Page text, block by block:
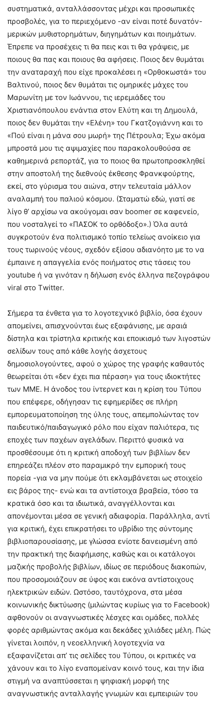
συστηματικά, ανταλλάσσοντας μέχρι και προσωπικές
προσβολές, για το περιεχόμενο -αν είναι ποτέ δυνατόν-
μερικών μυθιστορημάτων, διηγημάτων και ποιημάτων.
Έπρεπε να προσέχεις τι θα πεις και τι θα γράψεις, με
ποιους θα πας και ποιους θα αφήσεις. Ποιος δεν θυμάται
την αναταραχή που είχε προκαλέσει η «Ορθοκωστά» του
Βαλτινού, ποιος δεν θυμάται τις ομηρικές μάχες του
Μαρωνίτη με τον Ιωάννου, τις ιερεμιάδες του
Χριστιανόπουλου ενάντια στον Ελύτη και τη Δημουλά,
ποιος δεν θυμάται την «Ελένη» του Γκατζογιάννη και το
«Πού είναι η μάνα σου μωρή» της Πέτρουλα; Έχω ακόμα
μπροστά μου τις αψιμαχίες που παρακολουθούσα σε
καθημερινά ρεπορτάζ, για το ποιος θα πρωτοπροσκληθεί
στην αποστολή της διεθνούς έκθεσης Φρανκφούρτης,
εκεί, στο γύρισμα του αιώνα, στην τελευταία μάλλον
αναλαμπή του παλιού κόσμου. (Σταματώ εδώ, γιατί σε
λίγο θ’ αρχίσω να ακούγομαι σαν boomer σε καφενείο,
που νοσταλγεί το «ΠΑΣΟΚ το ορθόδοξο».) Όλα αυτά
συγκροτούν ένα πολιτισμικό τοπίο τελείως ανοίκειο για
τους τωρινούς νέους, σχεδόν εξίσου αδιανόητο με το να
έμπαινε η απαγγελία ενός ποιήματος στις τάσεις του
youtube ή να γινόταν η δήλωση ενός έλληνα πεζογράφου
viral στο Τwitter.
Σήμερα τα ένθετα για το λογοτεχνικό βιβλίο, όσα έχουν
απομείνει, απισχνούνται έως εξαφάνισης, με αραιά
δίστηλα και τρίστηλα κριτικής και εποικισμό των λιγοστών
σελίδων τους από κάθε λογής άσχετους
δημοσιολογούντες, αφού ο χώρος της γραφής καθαυτός
θεωρείται ότι «δεν έχει πια πέραση» για τους ιδιοκτήτες
των ΜΜΕ. Η άνοδος του ίντερνετ και η κρίση του Τύπου
που επέφερε, οδήγησαν τις εφημερίδες σε πλήρη
εμπορευματοποίηση της ύλης τους, απεμπολώντας τον
παιδευτικό/παιδαγωγικό ρόλο που είχαν παλιότερα, τις
εποχές των παχέων αγελάδων. Περιττό φυσικά να
προσθέσουμε ότι η κριτική αποδοχή των βιβλίων δεν
επηρεάζει πλέον στο παραμικρό την εμπορική τους
πορεία -για να μην πούμε ότι εκλαμβάνεται ως στοιχείο
εις βάρος της- ενώ και τα αντίστοιχα βραβεία, τόσο τα
κρατικά όσο και τα ιδιωτικά, αναγγέλλονται και
απονέμονται μέσα σε γενική αδιαφορία. Παράλληλα, αντί
για κριτική, έχει επικρατήσει το υβρίδιο της σύντομης
βιβλιοπαρουσίασης, με γλώσσα ενίοτε δανεισμένη από
την πρακτική της διαφήμισης, καθώς και οι κατάλογοι
μαζικής προβολής βιβλίων, ιδίως σε περιόδους διακοπών,
που προσομοιάζουν σε ύφος και εικόνα αντίστοιχους
ηλεκτρικών ειδών. Ωστόσο, ταυτόχρονα, στα μέσα
κοινωνικής δικτύωσης (μιλώντας κυρίως για το Facebook)
αφθονούν οι αναγνωστικές λέσχες και ομάδες, πολλές
φορές αριθμώντας ακόμα και δεκάδες χιλιάδες μέλη. Πώς
γίνεται λοιπόν, η νεοελληνική λογοτεχνία να
εξαφανίζεται απ’ τις σελίδες του Τύπου, οι κριτικές να
χάνουν και το λίγο εναπομείναν κοινό τους, και την ίδια
στιγμή να αναπτύσσεται η ψηφιακή μορφή της
αναγνωστικής ανταλλαγής γνωμών και εμπειριών του